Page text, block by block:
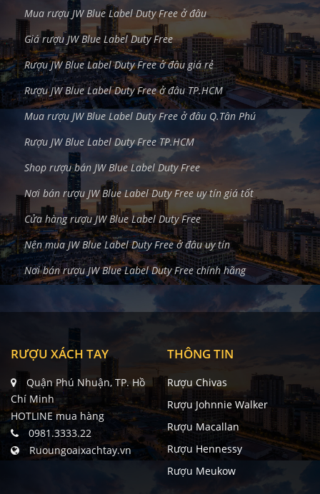
Mua rượu JW Blue Label Duty Free ở đâu
Giá rượu JW Blue Label Duty Free
Rượu JW Blue Label Duty Free ở đâu giá rẻ
Rượu JW Blue Label Duty Free ở đâu TP.HCM
Mua rượu JW Blue Label Duty Free ở đâu Q.Tân Phú
Rượu JW Blue Label Duty Free TP.HCM
Shop rượu bán JW Blue Label Duty Free
Nơi bán rượu JW Blue Label Duty Free uy tín giá tốt
Cửa hàng rượu JW Blue Label Duty Free
Nên mua JW Blue Label Duty Free ở đâu uy tín
Nơi bán rượu JW Blue Label Duty Free chính hãng
RƯỢU XÁCH TAY
Quận Phú Nhuận, TP. Hồ
Chí Minh
HOTLINE mua hàng
0981.3333.22
Ruoungoaixachtay.vn
THÔNG TIN
Rượu Chivas
Rượu Johnnie Walker
Rượu Macallan
Rượu Hennessy
Rượu Meukow